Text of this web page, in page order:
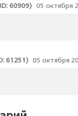
60909) 05 октября
61251) 05 октября